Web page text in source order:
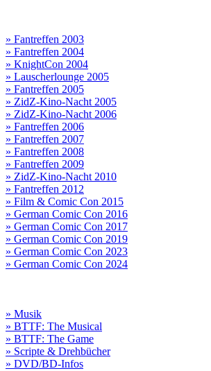
» Fantreffen 2003
» Fantreffen 2004
» KnightCon 2004
» Lauscherlounge 2005
» Fantreffen 2005
» ZidZ-Kino-Nacht 2005
» ZidZ-Kino-Nacht 2006
» Fantreffen 2006
» Fantreffen 2007
» Fantreffen 2008
» Fantreffen 2009
» ZidZ-Kino-Nacht 2010
» Fantreffen 2012
» Film & Comic Con 2015
» German Comic Con 2016
» German Comic Con 2017
» German Comic Con 2019
» German Comic Con 2023
» German Comic Con 2024
» Musik
» BTTF: The Musical
» BTTF: The Game
» Scripte & Drehbücher
» DVD/BD-Infos